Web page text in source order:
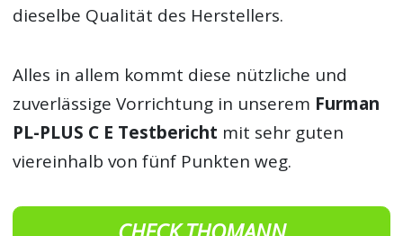
dieselbe Qualität des Herstellers.
Alles in allem kommt diese nützliche und
zuverlässige Vorrichtung in unserem Furman
PL-PLUS C E Testbericht mit sehr guten
viereinhalb von fünf Punkten weg.